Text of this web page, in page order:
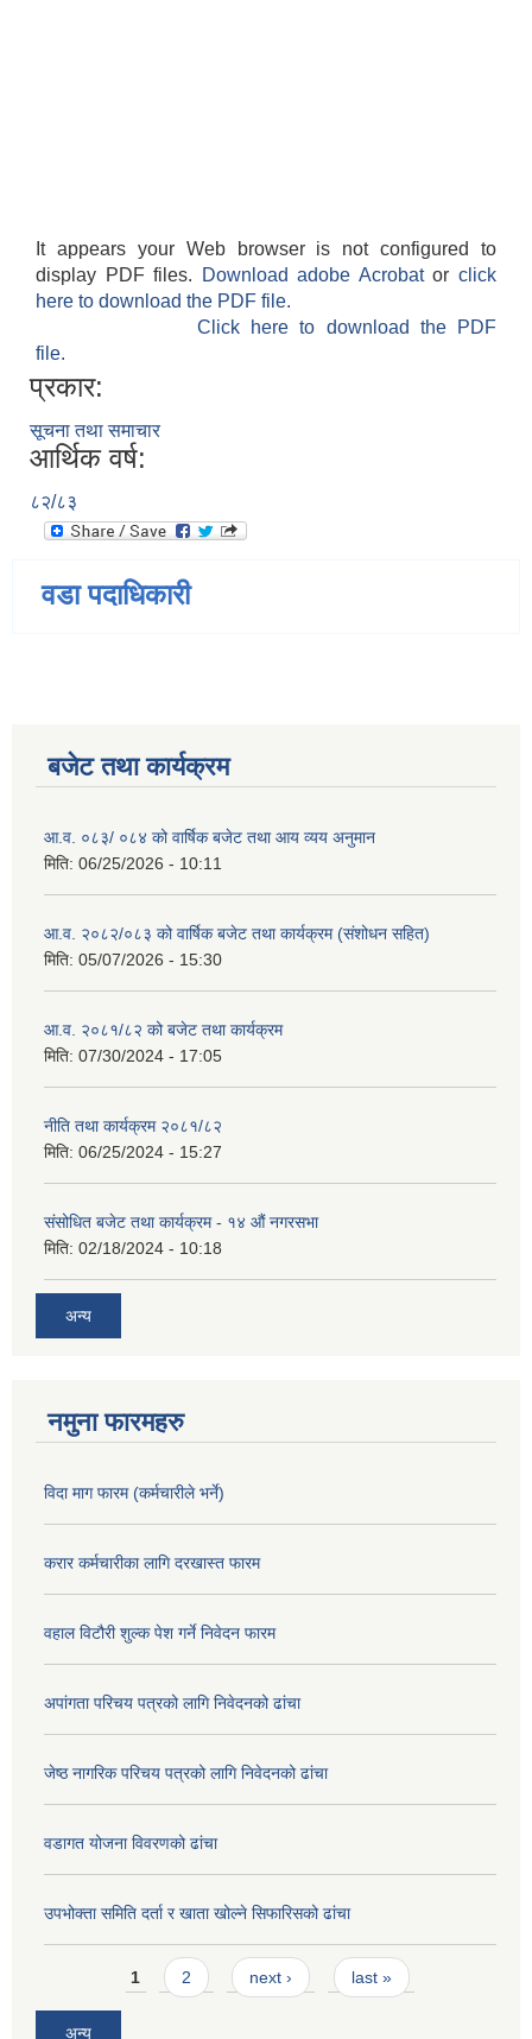
It appears your Web browser is not configured to
display PDF files.
Download adobe Acrobatorclick
here to download the PDF file.
Click here to download the PDF
file.
प्रकार:
सूचना तथा समाचार
आर्थिक वर्ष:
८२/८३
वडा पदाधिकारी
बजेट तथा कार्यक्रम
आ.व. ०८३/ ०८४ को वार्षिक बजेट तथा आय व्यय अनुमान
मिति: 06/25/2026 - 10:11
आ.व. २०८२/०८३ को वार्षिक बजेट तथा कार्यक्रम (संशोधन सहित)
मिति: 05/07/2026 - 15:30
आ.व. २०८१/८२ को बजेट तथा कार्यक्रम
मिति: 07/30/2024 - 17:05
नीति तथा कार्यक्रम २०८१/८२
मिति: 06/25/2024 - 15:27
संसोधित बजेट तथा कार्यक्रम - १४ औं नगरसभा
मिति: 02/18/2024 - 10:18
अन्य
नमुना फारमहरु
विदा माग फारम (कर्मचारीले भर्ने)
करार कर्मचारीका लागि दरखास्त फारम
वहाल विटौरी शुल्क पेश गर्ने निवेदन फारम
अपांगता परिचय पत्रको लागि निवेदनको ढांचा
जेष्ठ नागरिक परिचय पत्रको लागि निवेदनको ढांचा
वडागत योजना विवरणको ढांचा
उपभोक्ता समिति दर्ता र खाता खोल्ने सिफारिसको ढांचा
Pages1 2 next › last »
अन्य